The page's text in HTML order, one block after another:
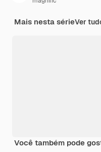
Mais nesta sérieVer
Você também pode